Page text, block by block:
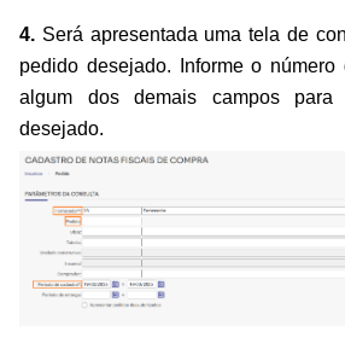
4. Será apresentada uma tela de
pedido desejado. Informe o
algum dos demais campos
desejado.